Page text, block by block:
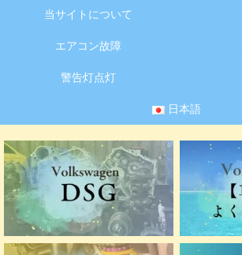
当サイトについて
エアコン故障
警告灯点灯
日本語